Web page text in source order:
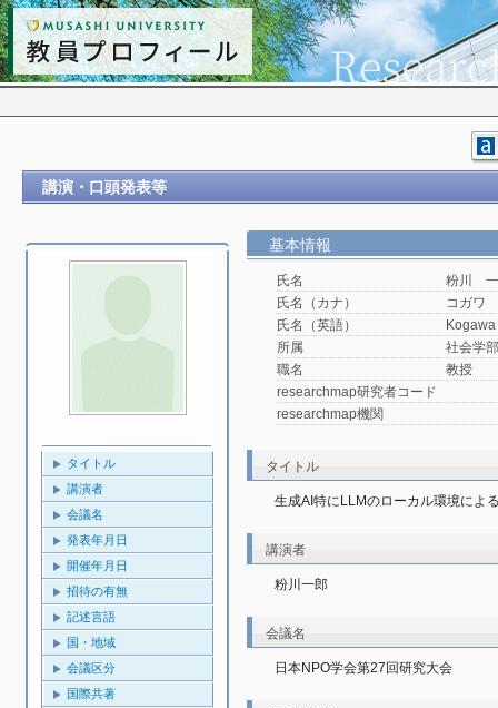
講演・口頭発表等
タイトル
講演者
会議名
発表年月日
開催年月日
招待の有無
記述言語
国・地域
会議区分
国際共著
基本情報
氏名
粉川
氏名（カナ）
コガワ
氏名（英語）
所属
社会学
職名
教授
researchmap研究者コード
researchmap機関
タイトル
生成AI特にLLMのローカル環境によ
講演者
粉川一郎
会議名
日本NPO学会第27回研究大会